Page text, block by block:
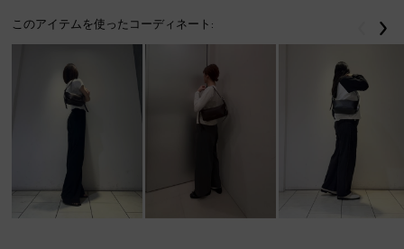
このアイテムを使ったコーディネート: 戻る